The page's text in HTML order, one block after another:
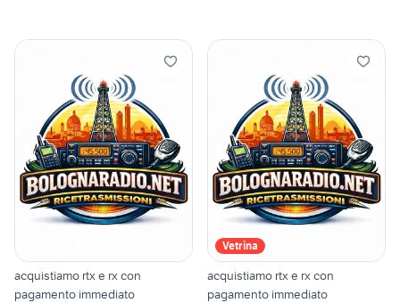
acquistiamo rtx e rx con
pagamento immediato
Vetrina
acquistiamo rtx e rx con
pagamento immediato